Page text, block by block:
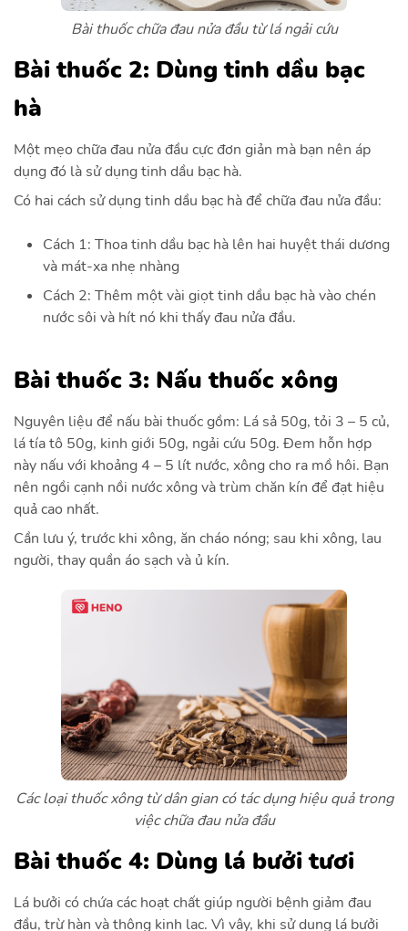
Bài thuốc chữa đau nửa đầu từ lá ngải cứu
Bài thuốc 2: Dùng tinh dầu bạc
hà
Một mẹo chữa đau nửa đầu cực đơn giản mà bạn nên áp
dụng đó là sử dụng tinh dầu bạc hà.
Có hai cách sử dụng tinh dầu bạc hà để chữa đau nửa đầu:
Cách 1: Thoa tinh dầu bạc hà lên hai huyệt thái dương
và mát-xa nhẹ nhàng
Cách 2: Thêm một vài giọt tinh dầu bạc hà vào chén
nước sôi và hít nó khi thấy đau nửa đầu.
Bài thuốc 3: Nấu thuốc xông
Nguyên liệu để nấu bài thuốc gồm: Lá sả 50g, tỏi 3 – 5 củ,
lá tía tô 50g, kinh giới 50g, ngải cứu 50g. Đem hỗn hợp
này nấu với khoảng 4 – 5 lít nước, xông cho ra mồ hôi. Bạn
nên ngồi cạnh nồi nước xông và trùm chăn kín để đạt hiệu
quả cao nhất.
Cần lưu ý, trước khi xông, ăn cháo nóng; sau khi xông, lau
người, thay quần áo sạch và ủ kín.
Các loại thuốc xông từ dân gian có tác dụng hiệu quả trong
việc chữa đau nửa đầu
Bài thuốc 4: Dùng lá bưởi tươi
Lá bưởi có chứa các hoạt chất giúp người bệnh giảm đau
đầu, trừ hàn và thông kinh lạc. Vì vậy, khi sử dụng lá bưởi